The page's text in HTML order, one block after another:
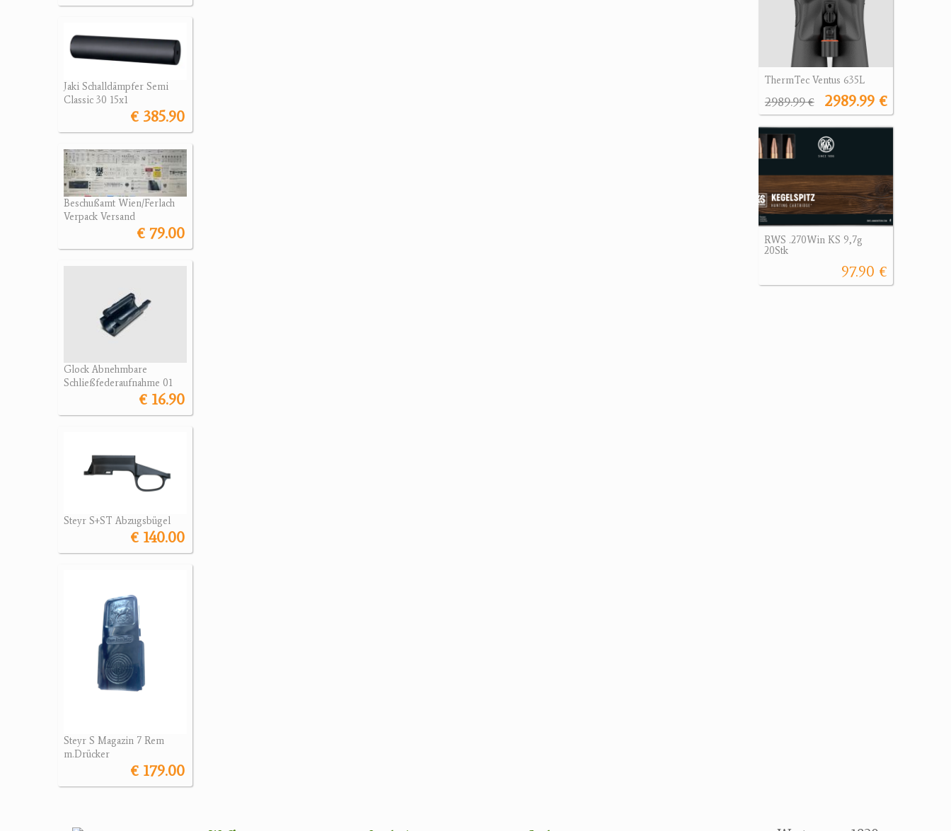
Jaki Schalldämpfer Semi
Classic 30 15x1
€ 385.90
Beschußamt Wien/Ferlach
Verpack Versand
€ 79.00
Glock Abnehmbare
Schließfederaufnahme 01
€ 16.90
Steyr S+ST Abzugsbügel
€ 140.00
Steyr S Magazin 7 Rem
m.Drücker
€ 179.00
ThermTec Ventus 635L
2989.99 €
2989.99 €
RWS .270Win KS 9,7g
20Stk
97.90 €